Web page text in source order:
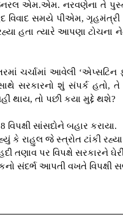
એમ.એમ. નરવણેના તે
સમયે પીએમ, ગૃહમંત્રી
હતા ત્યારે આપણા
ચર્ચામાં આવેલી
સરકારનો શું સંપર્ક હતો,
થાય, તો પછી કયા મુદ્દે થશે?
સાંસદોને બહાર કરાયા.
કે રાહુલ જે સ્ત્રોત ટાંકી
તણાવ પર વિપક્ષે સરકારને
સંદર્ભ આપતી વખતે વિપક્ષી